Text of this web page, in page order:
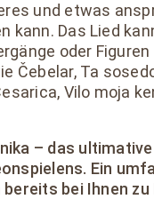
und etwas
kann. Das Lied
oder
Čebelar, Ta
Vilo moja
– das
Ein
bei Ihnen zu